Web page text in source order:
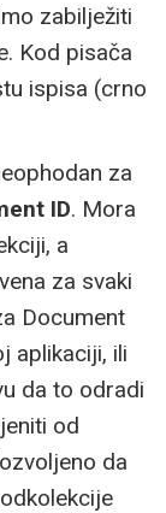
zabilježiti
Kod pisača
ispisa (crno
za
ID. Mora
a
za svaki
Document
aplikaciji, ili
da to odradi
od
da